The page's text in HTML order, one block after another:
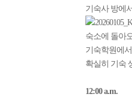
기숙사 방에
숙소에 돌아
기숙학원에
확실히 기숙
12:00 a.m.